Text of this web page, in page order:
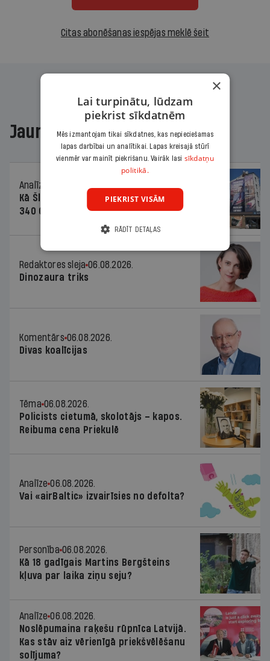
Citas abonēšanas iespējas meklē šeit
Jaunākajā žurnālā
Analīze
Kā Šlesera partija palika nesodīta par
340 000 vērtu reklāmas kampaņu
Redaktores sleja 06.08.2026.
Dinozaura triks
Komentārs 06.08.2026.
Divas koalīcijas
Tēma 06.08.2026.
Policists cietumā, skolotājs – kapos.
Reibuma cena Priekulē
Analīze 06.08.2026.
Vai «airBaltic» izvairīsies no defolta?
Personība 06.08.2026.
Kā 18 gadīgais Martins Bergšteins
kļuva par laika ziņu seju?
Analīze 06.08.2026.
Noslēpumaina raķešu rūpnīca Latvijā.
Kas stāv aiz vērienīgā priekšvēlēšanu
solījuma?
×
Lai turpinātu, lūdzam
piekrist sīkdatnēm
Mēs izmantojam tikai sīkdatnes, kas nepieciešamas
lapas darbībai un analītikai. Lapas kreisajā stūrī
vienmēr var mainīt piekrišanu. Vairāk lasi sīkdatņu
politikā.
PIEKRIST VISĀM
RĀDĪT DETAĻAS